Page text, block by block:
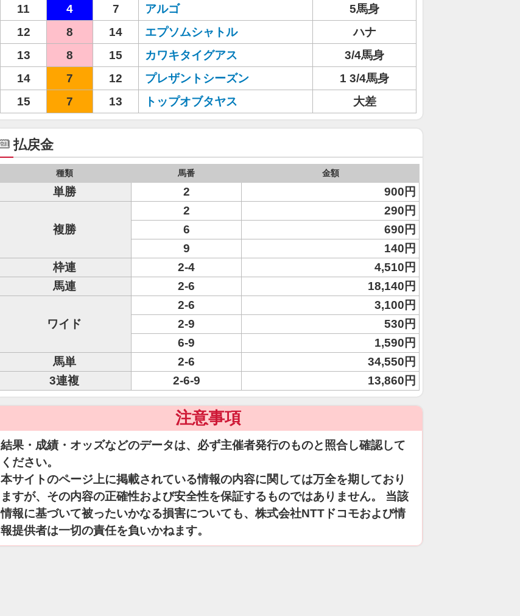
11
4 7 アルゴ
5馬身
12
8 14 エプソムシャトル
ハナ
13
8 15 カワキタイグアス
3/4馬身
14
7 12 プレザントシーズン
1 3/4馬身
15
7 13 トップオブタヤス 大差
払戻金
種類 馬番 金額
単勝 2 900円
複勝
2
290円
6
690円
9
140円
枠連
2-4
4,510円
馬連
2-6 18,140円
ワイド
2-6
3,100円
2-9
530円
6-9
1,590円
馬単
2-6
34,550円
3連複
2-6-9 13,860円
注意事項
結果・成績・オッズなどのデータは、必ず主催者発行のものと照合し確認して
ください。
本サイトのページ上に掲載されている情報の内容に関しては万全を期しており
ますが、その内容の正確性および安全性を保証するものではありません。 当該
情報に基づいて被ったいかなる損害についても、株式会社NTTドコモおよび情
報提供者は一切の責任を負いかねます。